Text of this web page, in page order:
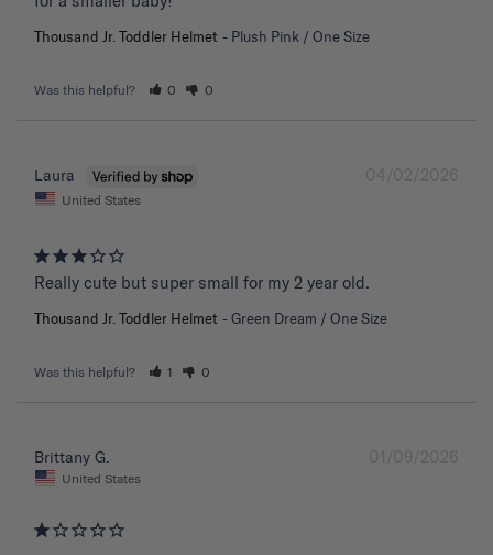
Thousand Jr. Toddler Helmet Plush Pink / One Size
Was this helpful? 0 0
04/02/2026
Laura
United States
Really cute but super small for my 2 year old.
Thousand Jr. Toddler Helmet Green Dream / One Size
Was this helpful? 1 0
01/09/2026
Brittany G.
United States